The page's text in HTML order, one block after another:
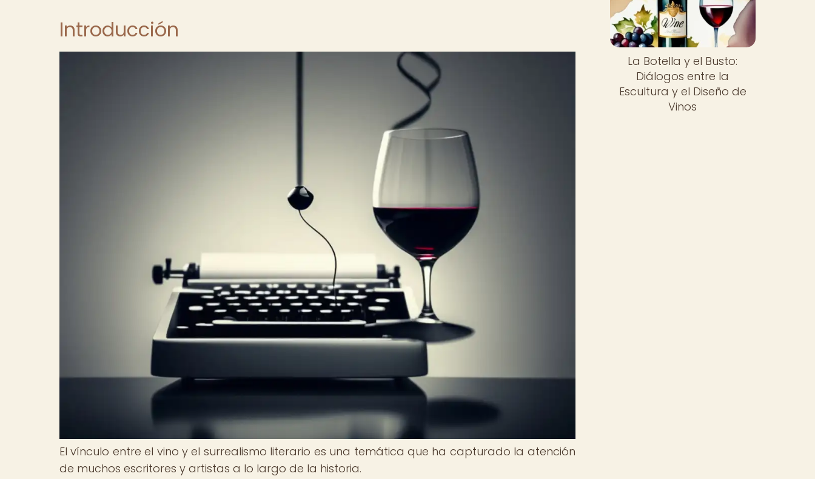
Introducción
El vínculo entre el vino y el surrealismo literario es una temática que ha capturado la atención
de muchos escritores y artistas a lo largo de la historia.
La Botella y el Busto:
Diálogos entre la
Escultura y el Diseño de
Vinos